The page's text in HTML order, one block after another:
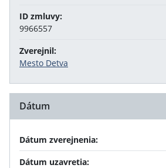
ID zmluvy:
9966557
Zverejnil:
Mesto Detva
Dátum
Dátum zverejnenia:
Dátum uzavretia: